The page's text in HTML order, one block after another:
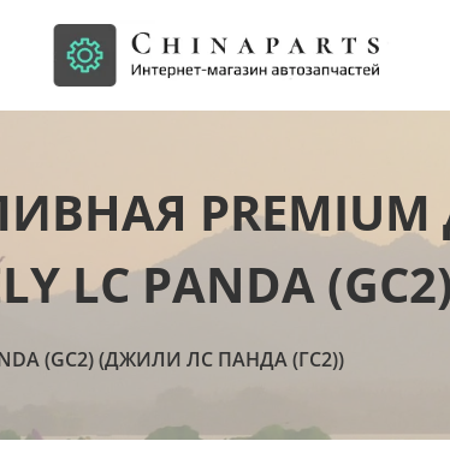
LC PANDA
(GC2) (ДЖИЛИ ЛС ПАНДА (ГС2))